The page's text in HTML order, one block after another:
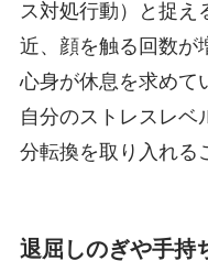
ス対処行動）と捉え
近、顔を触る回数が
心身が休息を求めて
自分のストレスレベ
分転換を取り入れる
退屈しのぎや手持